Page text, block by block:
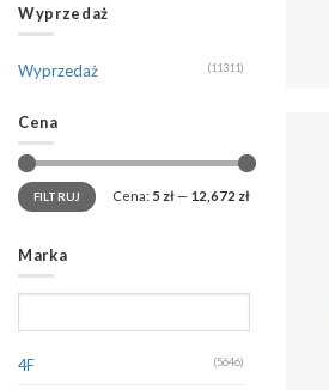
Wyprzedaż
Wyprzedaż (11311)
Cena
FILTRUJ Cena: 5 zł — 12,672 zł
Marka
4F (5646)